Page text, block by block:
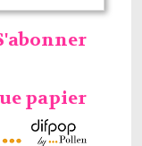
papier